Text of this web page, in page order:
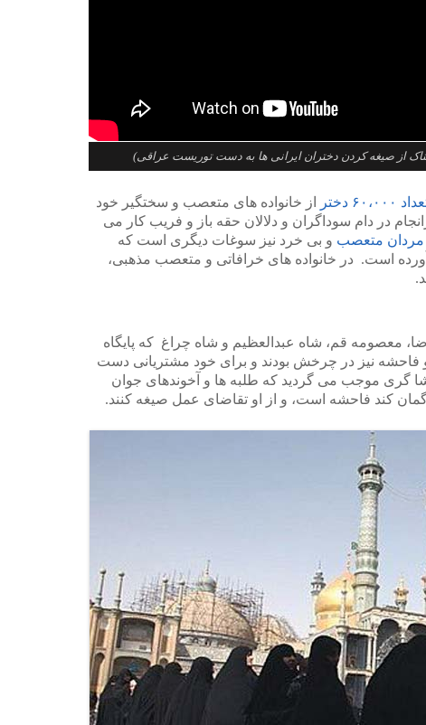
از صیغه کردن دختران ایرانی ها به دست توریست عراقی)
از خانواده های متعصب و سختگیر خود
در دام سوداگران و دلالان حقه باز و فریب کار می
مردان متعصب و بی خرد نیز سوغات دیگری است که
است. در خانواده های خرافاتی و متعصب مذهبی،
معصومه قم، شاه عبدالعظیم و شاه چراغ که پایگاه
و فاحشه نیز در چرخش بودند و برای خود مشتریانی دست
گری موجب می گردید که طلبه ها و آخوندهای جوان
کند فاحشه است، و از او تقاضای عمل صیغه کنند.